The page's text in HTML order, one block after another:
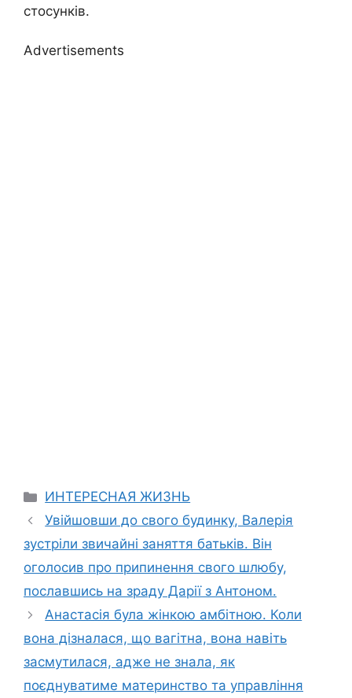
стосунків.
Advertisements
Categories
ИНТЕРЕСНАЯ ЖИЗНЬ
Увійшовши до свого будинку, Валерія
зустріли звичайні заняття батьків. Він
оголосив про припинення свого шлюбу,
пославшись на зраду Дарії з Антоном.
Анастасія була жінкою амбітною. Коли
вона дізналася, що вагітна, вона навіть
засмутилася, адже не знала, як
поєднуватиме материнство та управління